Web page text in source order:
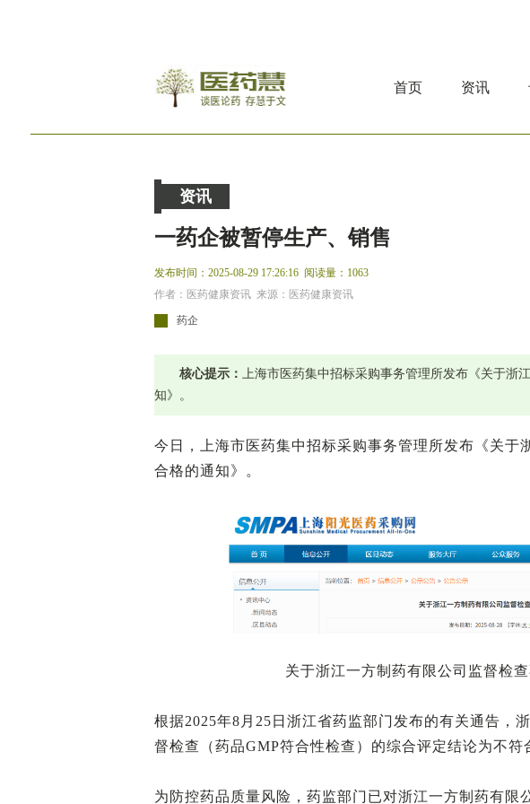
首页 资讯
资讯
一药企被暂停生产、销售
发布时间：2025-08-29 17:26:16 阅读量：1063
作者：医药健康资讯 来源：医药健康资讯
药企
核心提示： 上海市医药集中招标采购事务管理所发布《关于浙
知》。
今日，上海市医药集中招标采购事务管理所发布《关于
合格的通知》。
关于浙江一方制药有限公司监督检
根据2025年8月25日浙江省药监部门发布的有关通告，
督检查（药品GMP符合性检查）的综合评定结论为不符
为防控药品质量风险，药监部门已对浙江一方制药有限